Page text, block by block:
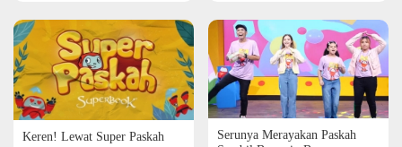
Keren! Lewat Super Paskah
Serunya Merayakan Paskah